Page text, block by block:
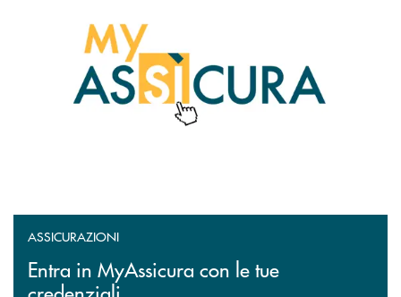
ASSICURAZIONI
Entra in MyAssicura con le tue